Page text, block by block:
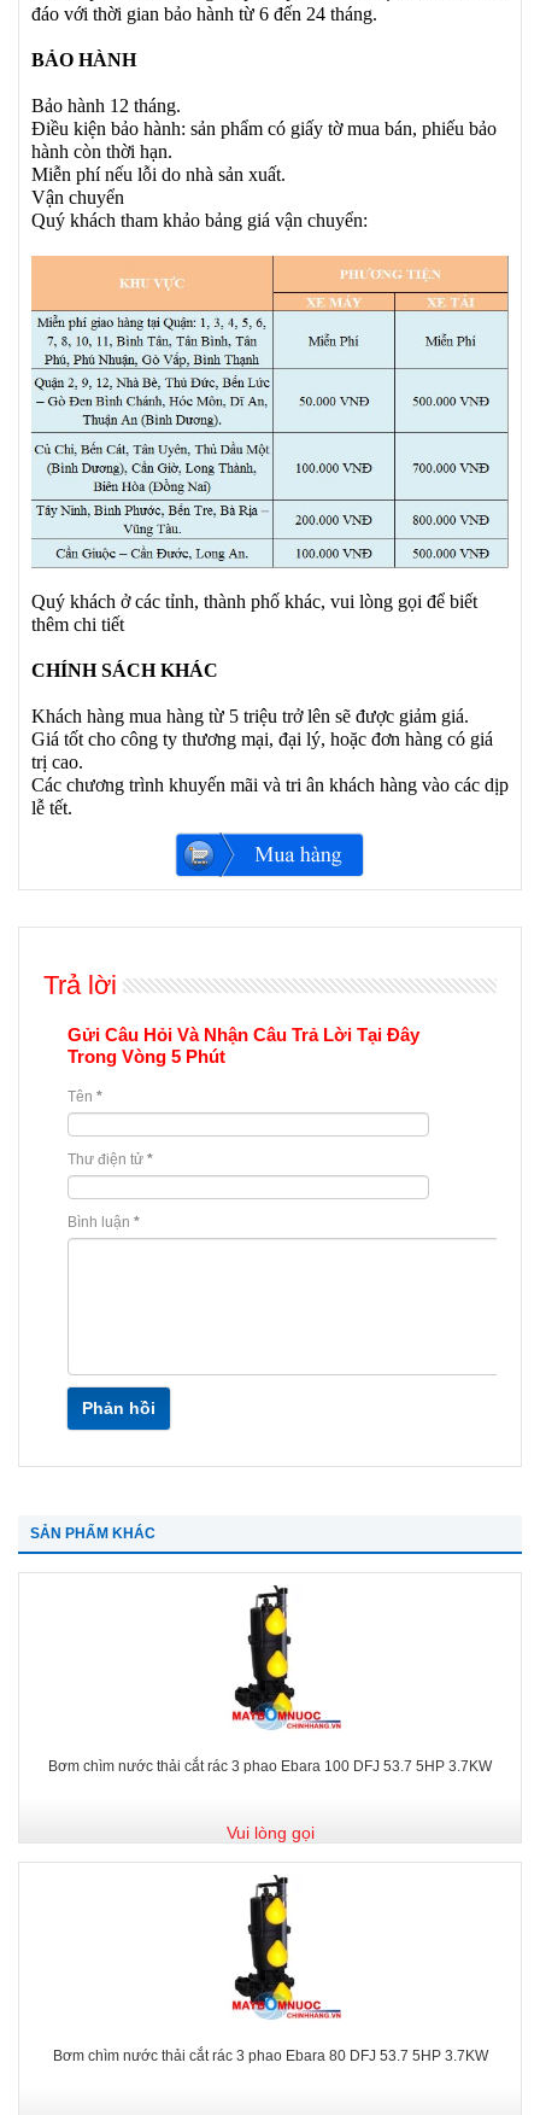
đáo với thời gian bảo hành từ 6 đến 24 tháng.
BẢO HÀNH
Bảo hành 12 tháng.
Điều kiện bảo hành: sản phẩm có giấy tờ mua bán, phiếu bảo
hành còn thời hạn.
Miễn phí nếu lỗi do nhà sản xuất.
Vận chuyển
Quý khách tham khảo bảng giá vận chuyển:
Quý khách ở các tỉnh, thành phố khác, vui lòng gọi để biết
thêm chi tiết
CHÍNH SÁCH KHÁC
Khách hàng mua hàng từ 5 triệu trở lên sẽ được giảm giá.
Giá tốt cho công ty thương mại, đại lý, hoặc đơn hàng có giá
trị cao.
Các chương trình khuyến mãi và tri ân khách hàng vào các dịp
lễ tết.
Trả lời
Gửi Câu Hỏi Và Nhận Câu Trả Lời Tại Đây
Trong Vòng 5 Phút
Tên *
Thư điện tử *
Bình luận *
Phản hồi
SẢN PHẨM KHÁC
Bơm chìm nước thải cắt rác 3 phao Ebara 100 DFJ 53.7 5HP 3.7KW
Vui lòng gọi
Bơm chìm nước thải cắt rác 3 phao Ebara 80 DFJ 53.7 5HP 3.7KW